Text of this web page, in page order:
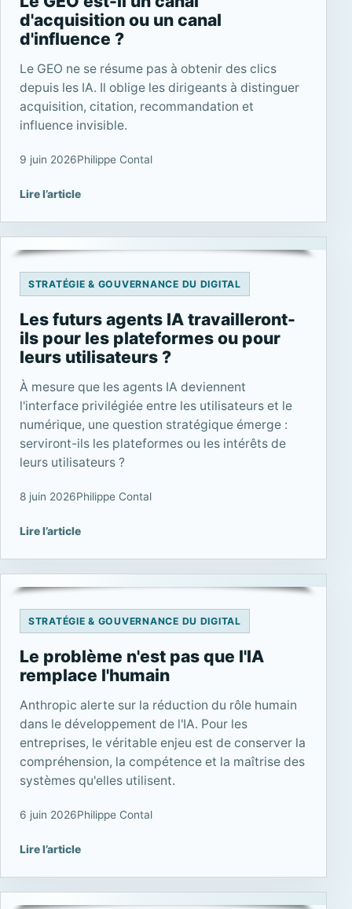
d'acquisition ou un canal
d'influence ?
Le GEO ne se résume pas à obtenir des clics
depuis les IA. Il oblige les dirigeants à distinguer
acquisition, citation, recommandation et
influence invisible.
9 juin 2026Philippe Contal
Lire l’article
STRATÉGIE & GOUVERNANCE DU DIGITAL
Les futurs agents IA travailleront-
ils pour les plateformes ou pour
leurs utilisateurs ?
À mesure que les agents IA deviennent
l'interface privilégiée entre les utilisateurs et le
numérique, une question stratégique émerge :
serviront-ils les plateformes ou les intérêts de
leurs utilisateurs ?
8 juin 2026Philippe Contal
Lire l’article
STRATÉGIE & GOUVERNANCE DU DIGITAL
Le problème n'est pas que l'IA
remplace l'humain
Anthropic alerte sur la réduction du rôle humain
dans le développement de l'IA. Pour les
entreprises, le véritable enjeu est de conserver la
compréhension, la compétence et la maîtrise des
systèmes qu'elles utilisent.
6 juin 2026Philippe Contal
Lire l’article